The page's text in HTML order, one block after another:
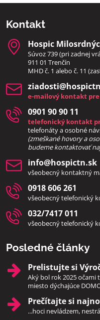
Kontakt
Hospic
Súvoz 739 (pri zadnej
911 01 Trenčín
MHD č. 1 alebo č. 11
e-mailový kontakt
0901 90 90 11
telefonický kontakt
telefonáty a osobné
(zmeškané hovory a
budeme kontaktovať
info​@hospictn​.sk
všeobecný kontaktný
0918 606 261
všeobecný telefonický
032/7417 011
všeobecný telefonický
Posledné články
Prelistujte si
Aký bol rok 2025 očami
miesto dýchajúce
Prečítajte si
...hoci nevládzem,